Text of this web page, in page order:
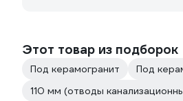
Этот товар из подборок
Под керамогранит Под
110 мм (отводы